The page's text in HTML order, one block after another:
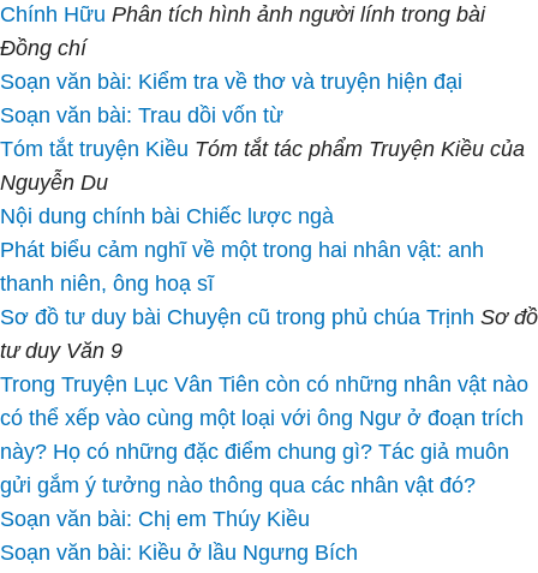
Chính Hữu Phân tích hình ảnh người lính trong bài
Đồng chí
Soạn văn bài: Kiểm tra về thơ và truyện hiện đại
Soạn văn bài: Trau dồi vốn từ
Tóm tắt truyện Kiều Tóm tắt tác phẩm Truyện Kiều của
Nguyễn Du
Nội dung chính bài Chiếc lược ngà
Phát biểu cảm nghĩ về một trong hai nhân vật: anh
thanh niên, ông hoạ sĩ
Sơ đồ tư duy bài Chuyện cũ trong phủ chúa Trịnh Sơ đồ
tư duy Văn 9
Trong Truyện Lục Vân Tiên còn có những nhân vật nào
có thể xếp vào cùng một loại với ông Ngư ở đoạn trích
này? Họ có những đặc điểm chung gì? Tác giả muôn
gửi gắm ý tưởng nào thông qua các nhân vật đó?
Soạn văn bài: Chị em Thúy Kiều
Soạn văn bài: Kiều ở lầu Ngưng Bích